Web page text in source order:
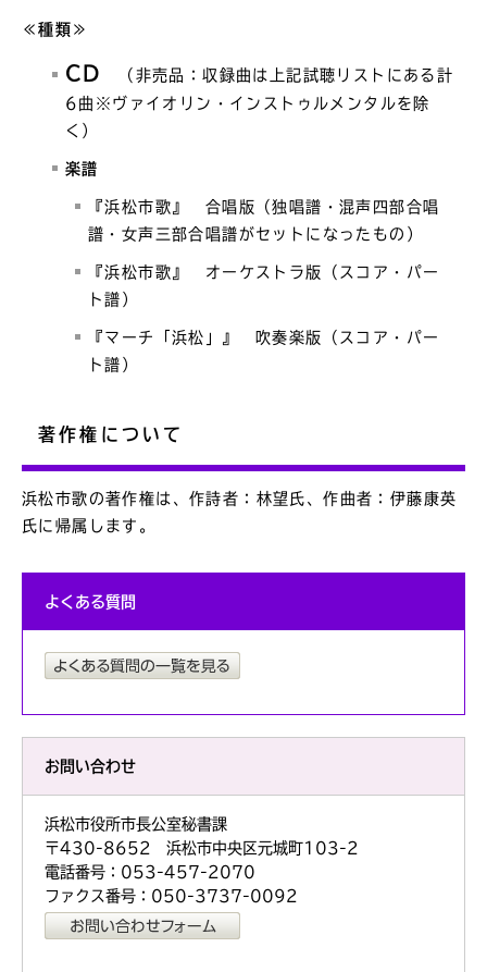
≪種類≫
CD
（非売品：収録曲は上記試聴リストにある計
6曲※ヴァイオリン・インストゥルメンタルを除
く）
楽譜
『浜松市歌』 合唱版（独唱譜・混声四部合唱
譜・女声三部合唱譜がセットになったもの）
『浜松市歌』 オーケストラ版（スコア・パー
ト譜）
『マーチ「浜松」』 吹奏楽版（スコア・パー
ト譜）
著作権について
浜松市歌の著作権は、作詩者：林望氏、作曲者：伊藤康英
氏に帰属します。
よくある質問
お問い合わせ
浜松市役所市長公室秘書課
〒430-8652 浜松市中央区元城町103-2
電話番号：053-457-2070
ファクス番号：050-3737-0092